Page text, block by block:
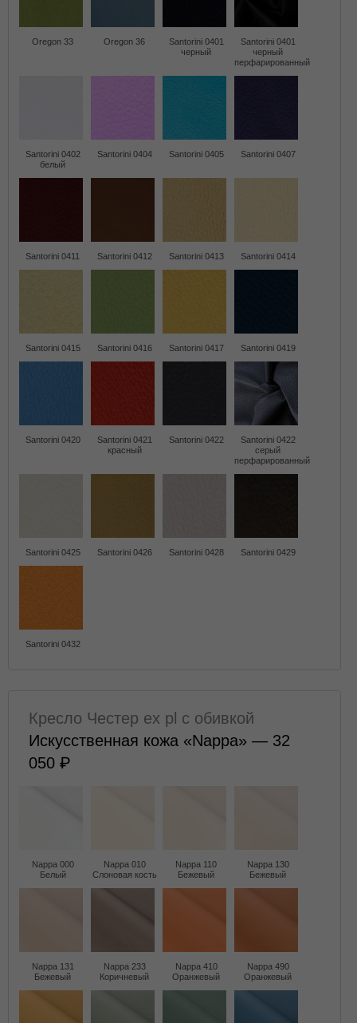
Oregon 33 Oregon 36
Santorini 0401
черный
Santorini 0401
черный
перфарированный
Santorini 0402
белый
Santorini 0404 Santorini 0405 Santorini 0407
Santorini 0411 Santorini 0412 Santorini 0413 Santorini 0414
Santorini 0415 Santorini 0416 Santorini 0417 Santorini 0419
Santorini 0420
Santorini 0421
красный
Santorini 0422
Santorini 0422
серый
перфарированный
Santorini 0425 Santorini 0426 Santorini 0428 Santorini 0429
Santorini 0432
Кресло Честер ех pl с обивкой
Искусственная кожа «Nappa» — 32
050
Nappa 000
Белый
Nappa 010
Слоновая кость
Nappa 110
Бежевый
Nappa 130
Бежевый
Nappa 131
Бежевый
Nappa 233
Коричневый
Nappa 410
Оранжевый
Nappa 490
Оранжевый